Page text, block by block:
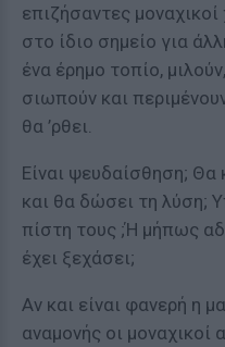
επιζήσαντες
στο ίδιο σημείο για
ένα έρημο τοπίο,
σιωπούν και
θα ’ρθει.
Είναι ψευδαίσθηση; Θα
και θα δώσει τη λύση;
πίστη τους ;Ή μήπως
έχει ξεχάσει;
Αν και είναι φανερή η
αναμονής οι μοναχικοί